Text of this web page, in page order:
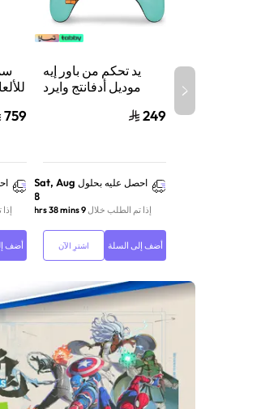
يد تحكم من باور إيه
موديل أدفانتج وايرد
سلكي، بتقنية هول
بتصميم ماريو تايم
249
احصل عليه بحلول Sat, Aug
8
إذا تم الطلب خلال9 hrs 38 mins
أضف إلى السلة اشترِ الآن
759
أضف